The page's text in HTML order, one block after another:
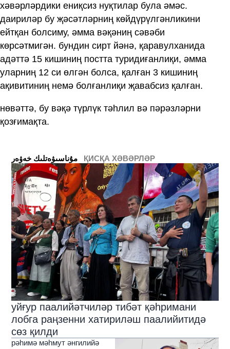
хәвәрләрдики ениқсиз нуқтилар була әмәс.
даириләр бу җәсәтләрниң көйдүрүлгәнликини
ейтқан болсиму, әмма вәқәниң сәвәби
көрсәтмигән. бундин сирт йәнә, қаравулханида
адәттә 15 кишиниң постта туридиғанлиқи, әмма
уларниң 12 си өлгән болса, қалған 3 кишиниң
ақивитиниң немә болғанлиқи җавабсиз қалған.
нөвәттә, бу вәқә түрлүк тәһлил вә пәрәзләрни
қозғимақта.
ҚИСҚА ХӘВӘРЛӘР
уйғур паалийәтчиләр тибәт қәһримани
лобга раңзенни хатириләш паалийитидә
сөз қилди
рәһимә мәһмут әнгилийә